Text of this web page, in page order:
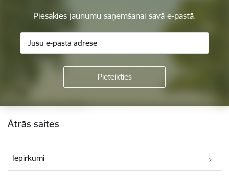
Piesakies jaunumu saņemšanai savā e-pastā.
Kājene
Ātrās saites
Iepirkumi